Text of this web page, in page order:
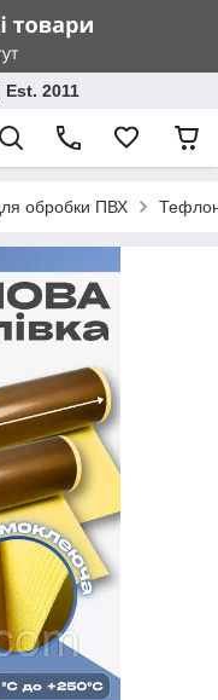
Est. 2011
обробки ПВХ